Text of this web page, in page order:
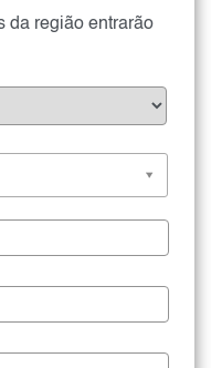
da região entrarão